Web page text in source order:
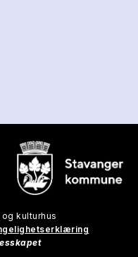
kulturhus